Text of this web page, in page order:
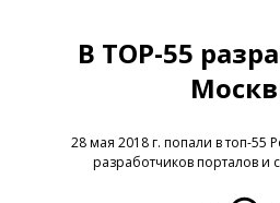
В TOP-55
28 мая 2018 г. попали в топ-55
разработчиков порталов и